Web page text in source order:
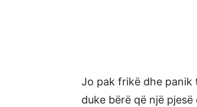
Jo pak frikë dhe panik
duke bërë që një